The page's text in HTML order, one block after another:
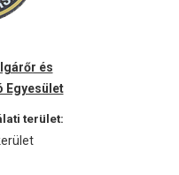
és
Egyesület
terület: